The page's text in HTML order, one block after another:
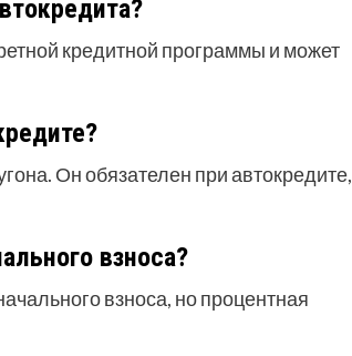
кредитной программы и может
Он обязателен при автокредите,
взноса?
взноса, но процентная